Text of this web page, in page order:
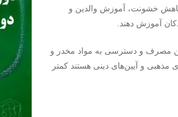
خشونت، آموزش والدین و
آموزش دهند.
مصرف و دسترسی به مواد مخدر و
مذهبی و آیین‌های دینی هستند کمتر